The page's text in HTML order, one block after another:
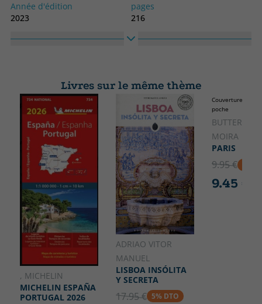
Année d'édition
2023
pages
216
langage
Livres sur le même thème
, MICHELIN
MICHELIN ESPAÑA
PORTUGAL 2026
ADRIAO VITOR
MANUEL
LISBOA INSÓLITA
Y SECRETA
17.95 € 5% DTO
Couverture
poche
MOIRA
PARIS
9.95 €
9.45 €